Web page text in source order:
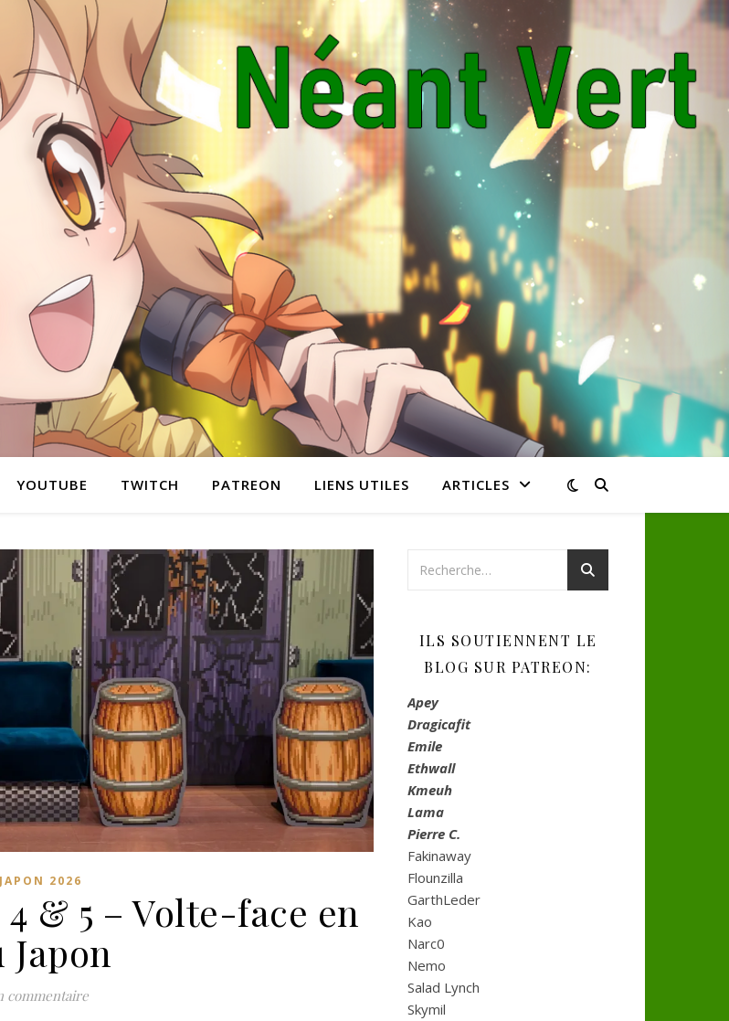
YOUTUBE TWITCH PATREON LIENS UTILES ARTICLES
2026
4 & 5 – Volte-face en
commentaire
ILS SOUTIENNENT LE
BLOG SUR PATREON:
Apey
Dragicafit
Emile
Ethwall
Kmeuh
Lama
Pierre C.
Fakinaway
Flounzilla
GarthLeder
Kao
Narc0
Nemo
Salad Lynch
Skymil